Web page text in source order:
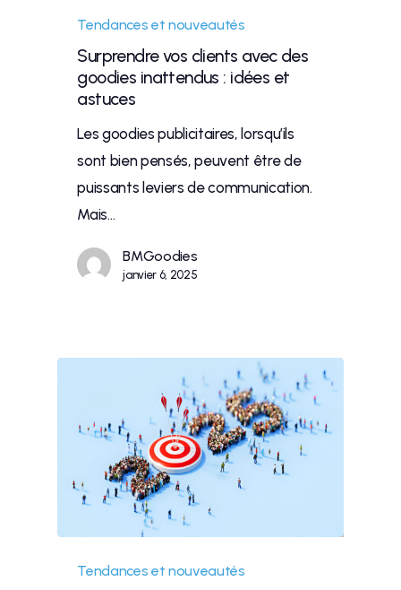
Tendances et nouveautés
Surprendre vos clients avec des
goodies inattendus : idées et
astuces
Les goodies publicitaires, lorsqu’ils
sont bien pensés, peuvent être de
puissants leviers de communication.
Mais…
BMGoodies
janvier 6, 2025
Tendances et nouveautés